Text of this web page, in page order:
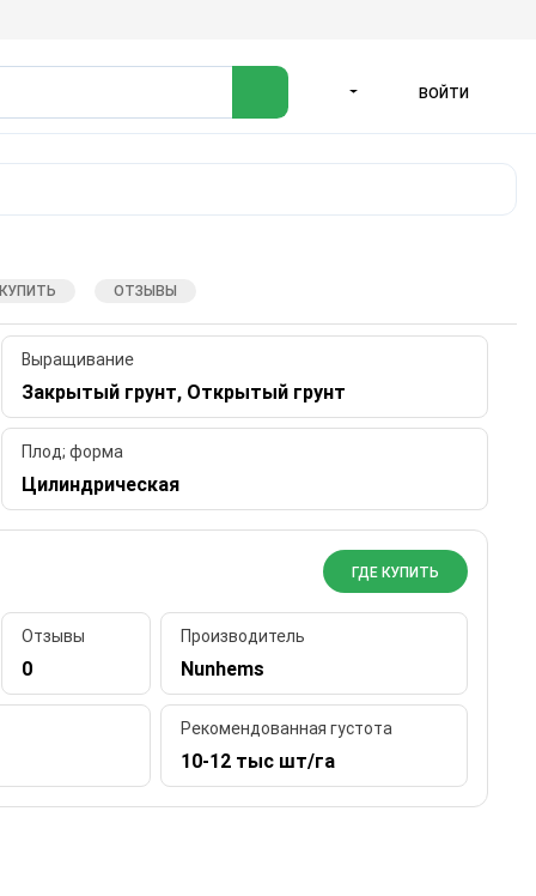
ВОЙТИ
ОТЗЫВЫ
Выращивание
Закрытый грунт, Открытый грунт
Плод; форма
Цилиндрическая
ГДЕ КУПИТЬ
Отзывы
0
Производитель
Nunhems
Рекомендованная густота
10-12 тыс шт/га